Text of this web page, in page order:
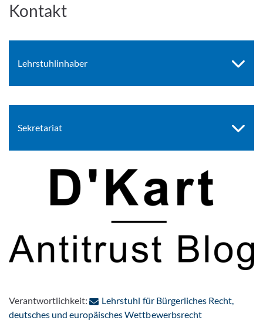
Kontakt
Lehrstuhlinhaber
Sekretariat
Verantwortlichkeit:
Lehrstuhl für Bürgerliches Recht,
deutsches und europäisches Wettbewerbsrecht: Per E-Mail